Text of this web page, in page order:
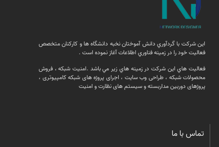
اين شركت با گردآوري دانش آموختان نخبه دانشگاه ها و كاركنان متخصص
فعاليت خود را در زمينه فناوري اطلاعات آغاز نموده است .
فعالیت هاي اين شركت در زمينه هاي زير مي باشد .امنيت شبكه ، فروش
محصولات شبكه ، طراحی وب سایت ، اجرای پروژه های شبکه کامپیوتری ،
پروژهای دوربین مداربسته و سیستم های نظارت و امنیت
تماس با ما